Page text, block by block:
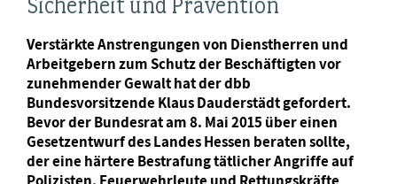
Verstärkte Anstrengungen von Dienstherren und
Arbeitgebern zum Schutz der Beschäftigten vor
zunehmender Gewalt hat der dbb
Bundesvorsitzende Klaus Dauderstädt gefordert.
Bevor der Bundesrat am 8. Mai 2015 über einen
Gesetzentwurf des Landes Hessen beraten sollte,
der eine härtere Bestrafung tätlicher Angriffe auf